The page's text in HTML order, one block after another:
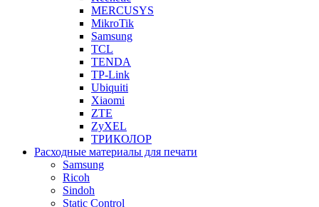
MERCUSYS
MikroTik
Samsung
TCL
TENDA
TP-Link
Ubiquiti
Xiaomi
ZTE
ZyXEL
ТРИКОЛОР
Расходные материалы для печати
Samsung
Ricoh
Sindoh
Static Control